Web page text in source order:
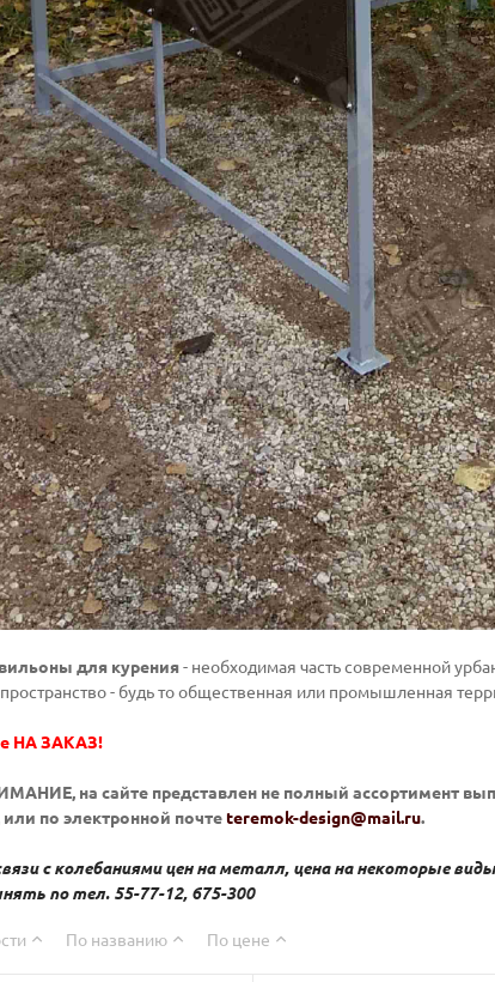
для курения- необходимая часть современной
- будь то общественная или промышленная
НА ЗАКАЗ!
на сайте представлен не полный ассортимент
или по электронной почтеteremok-design@mail.ru.
с колебаниями цен на металл, цена на некоторые
по тел. 55-77-12, 675-300
По названию По цене